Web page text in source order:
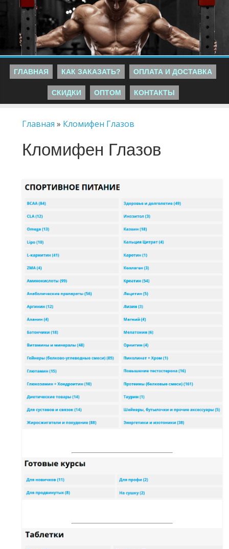
ГЛАВНАЯ КАК ЗАКАЗАТЬ? ОПЛАТА И ДОСТАВКА
СКИДКИ ОПТОМ КОНТАКТЫ
Главная » Кломифен Глазов
Кломифен Глазов